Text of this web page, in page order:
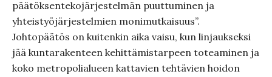
päätöksentekojärjestelmän puuttuminen ja
yhteistyöjärjestelmien monimutkaisuus”.
Johtopäätös on kuitenkin aika vaisu, kun linjaukseksi
jää kuntarakenteen kehittämistarpeen toteaminen ja
koko metropolialueen kattavien tehtävien hoidon